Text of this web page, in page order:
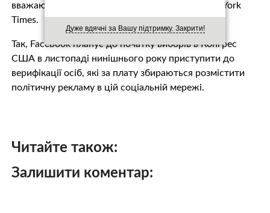
Дуже вдячні за Вашу підтримку. Закрити!
вважають в Facebook, за інформацією The New York
Times.
Так, Facebook планує до початку виборів в Конгрес
США в листопаді нинішнього року приступити до
верифікації осіб, які за плату збираються розмістити
політичну рекламу в цій соціальній мережі.
Читайте також:
Залишити коментар: